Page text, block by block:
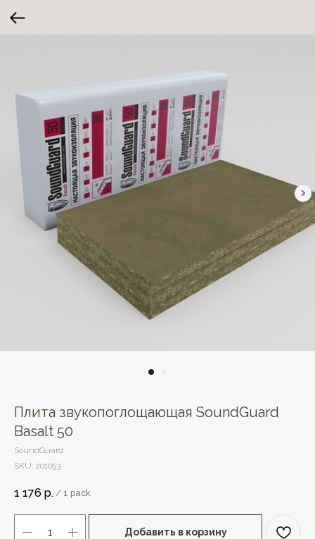
Плита звукопоглощающая SoundGuard
Basalt 50
SoundGuard
SKU: 201053
1 176 р. / 1 pack
Добавить в корзину